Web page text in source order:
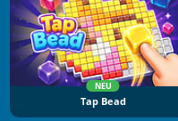
NEU
Tap Bead